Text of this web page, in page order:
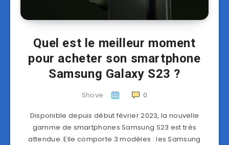
Quel est le meilleur moment
pour acheter son smartphone
Samsung Galaxy S23 ?
Shove 0
Disponible depuis début février 2023, la nouvelle
gamme de smartphones Samsung S23 est très
attendue. Elle comporte 3 modèles : les Samsung